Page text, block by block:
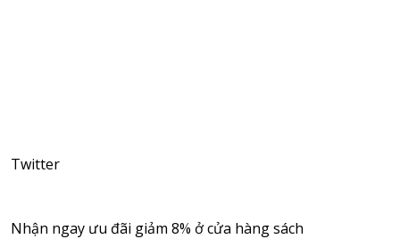
Twitter
Nhận ngay ưu đãi giảm 8% ở cửa hàng sách